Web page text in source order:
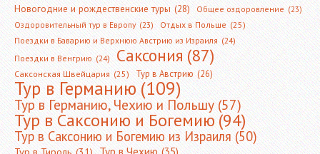
Новогодние и рождественские туры (28) Общее оздоровление (23)
Оздоровительный тур в Европу (23) Отдых в Польше (25)
Поездки в Баварию и Верхнюю Австрию из Израиля (24)
Поездки в Венгрию (24) Саксония(87)
Саксонская Швейцария (25) Тур в Австрию (26)
Тур в Германию(109)
Тур в Германию, Чехию и Польшу (57)
Тур в Саксонию и Богемию(94)
Тур в Саксонию и Богемию из Израиля (50)